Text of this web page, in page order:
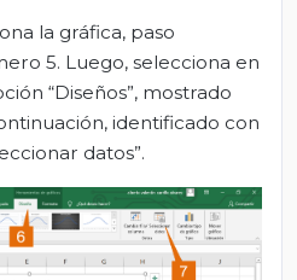
la gráfica, paso
5. Luego, selecciona en
“Diseños”, mostrado
identificado con
datos”.